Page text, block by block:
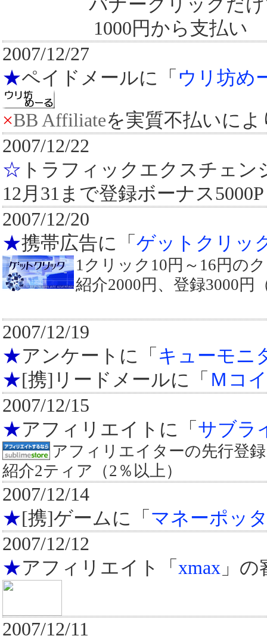
バナークリックだ
1000円から支払い
2007/12/27
★ペイドメールに「 ウリ坊め
×BB Affiliateを実質不払いによ
2007/12/22
☆ トラフィックエクスチェン
12月31まで登録ボーナス
2007/12/20
★携帯広告に「 ゲットクリッ
1クリック10円～16円の
紹介2000円、登録3000円
2007/12/19
★アンケートに「 キューモニ
★[携]リードメールに「 Ｍコ
2007/12/15
★アフィリエイトに「 サブラ
アフィリエイターの先行登
紹介2ティア（2％以上）
2007/12/14
★[携]ゲームに「 マネーポッ
2007/12/12
★アフィリエイト「 xmax 」
2007/12/11